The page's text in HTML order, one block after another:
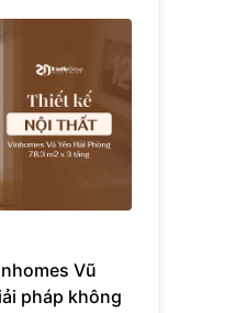
Vũ
pháp không